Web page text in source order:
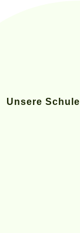
Unsere Schule